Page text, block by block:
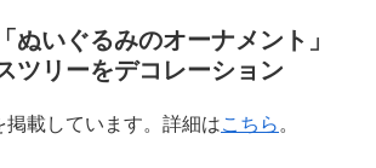
ぬいぐるみのオーナメント」
ツリーをデコレーション
掲載しています。詳細はこちら 。